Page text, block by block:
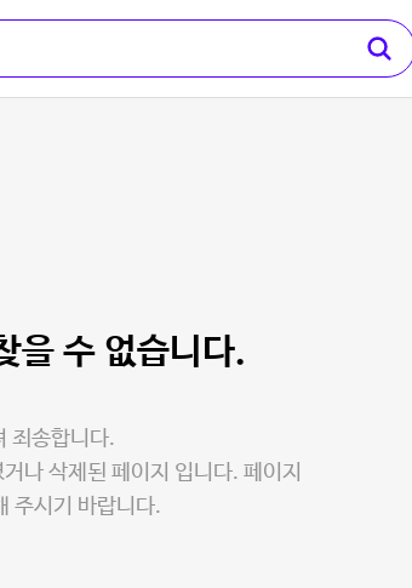
을 수 없습니다.
죄송합니다.
나 삭제된 페이지 입니다. 페이지
주시기 바랍니다.